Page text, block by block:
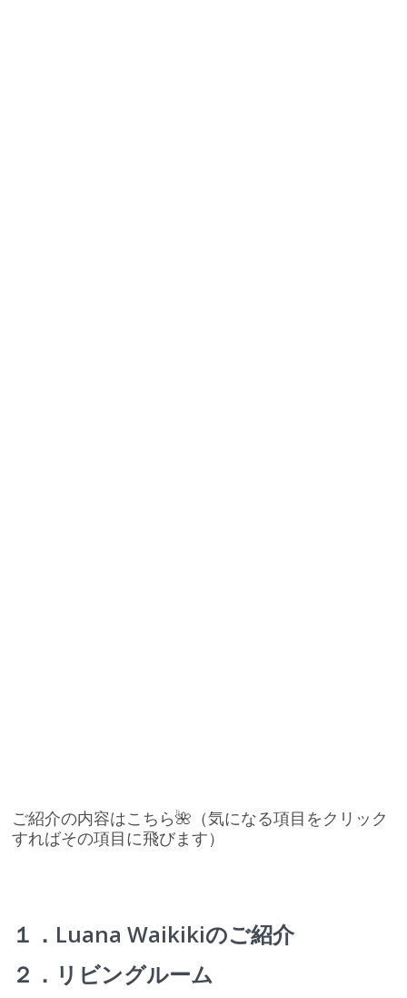
ご紹介の内容はこちら🌺（気になる項目をクリック
すればその項目に飛びます）
１．Luana Waikikiのご紹介
２．リビングルーム